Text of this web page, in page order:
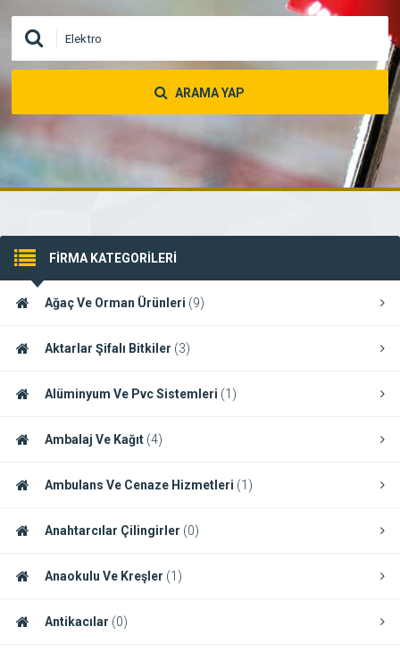
ARAMA YAP
FİRMA KATEGORİLERİ
Ağaç Ve Orman Ürünleri (9)
Aktarlar Şifalı Bitkiler (3)
Alüminyum Ve Pvc Sistemleri (1)
Ambalaj Ve Kağıt (4)
Ambulans Ve Cenaze Hizmetleri (1)
Anahtarcılar Çilingirler (0)
Anaokulu Ve Kreşler (1)
Antikacılar (0)